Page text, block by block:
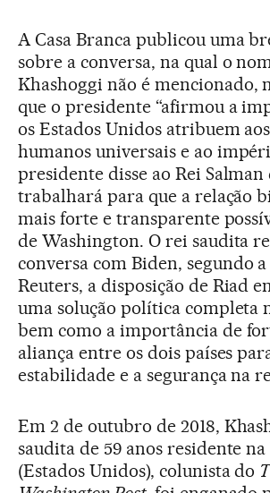
A Casa Branca publicou uma
sobre a conversa, na qual o
Khashoggi não é mencionado,
que o presidente “afirmou a
os Estados Unidos atribuem
humanos universais e ao
presidente disse ao Rei Salman
trabalhará para que a relação
mais forte e transparente
de Washington. O rei saudita
conversa com Biden, segundo
Reuters, a disposição de Riad
uma solução política completa
bem como a importância de
aliança entre os dois países
estabilidade e a segurança na
Em 2 de outubro de 2018,
saudita de 59 anos residente
(Estados Unidos), colunista do